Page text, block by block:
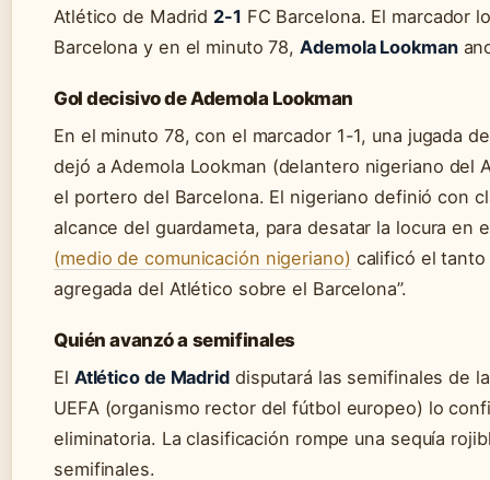
Atlético de Madrid 2-1 FC Barcelona. El marcador
Barcelona y en el minuto 78,Ademola Lookman
Gol decisivo de Ademola Lookman
En el minuto 78, con el marcador 1-1, una jugada
dejó a Ademola Lookman (delantero nigeriano del
el portero del Barcelona. El nigeriano definió con
alcance del guardameta, para desatar la locura en
(medio de comunicación nigeriano) calificó el tanto
agregada del Atlético sobre el Barcelona”.
Quién avanzó a semifinales
El Atlético de Madriddisputará las semifinales de
UEFA (organismo rector del fútbol europeo) lo
eliminatoria. La clasificación rompe una sequía
semifinales.